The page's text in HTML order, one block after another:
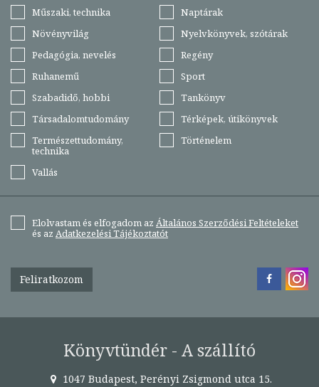
Műszaki, technika
Naptárak
Növényvilág
Nyelvkönyvek, szótárak
Pedagógia, nevelés
Regény
Ruhanemű
Sport
Szabadidő, hobbi
Tankönyv
Társadalomtudomány
Térképek, útikönyvek
Természettudomány,
technika
Történelem
Vallás
Elolvastam és elfogadom az Általános Szerződési Feltételeket
és az Adatkezelési Tájékoztatót
Feliratkozom
Könyvtündér - A szállító
1047 Budapest, Perényi Zsigmond utca 15.